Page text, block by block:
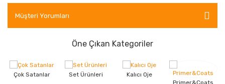
Müşteri Yorumları
Öne Çıkan Kategoriler
Çok Satanlar Set Ürünleri
Kalıcı Oje
Primer&Coats